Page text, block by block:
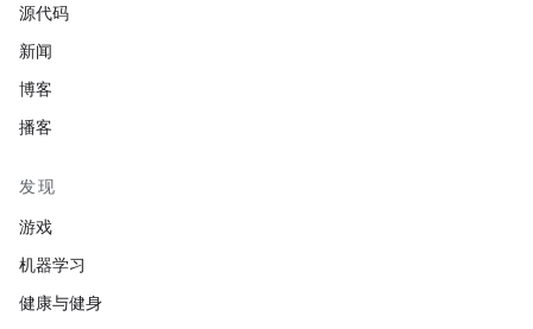
源代码
新闻
博客
播客
发现
游戏
机器学习
健康与健身